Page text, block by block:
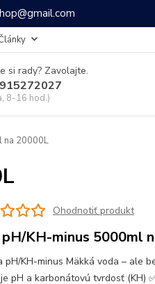
si rady? Zavolajte.
8-16 hod.)
na 20000L
Ohodnotiť produkt
pH/KH-minus 5000ml
pH/KH-minus Mäkká voda – ale
pH a karbonátovú tvrdosť (KH)